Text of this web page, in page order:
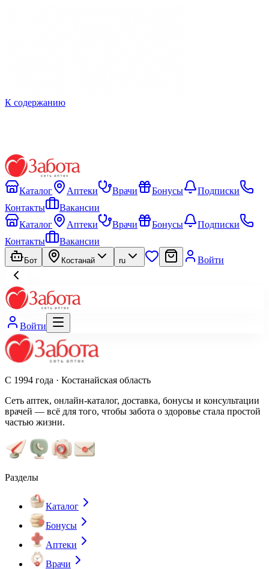
К содержанию
Каталог Аптеки Врачи Бонусы
Подписки
Контакты
Вакансии
Каталог
Аптеки Врачи Бонусы
Подписки
Контакты
Вакансии
Бот Костанай ru Войти
Войти
С 1994 года · Костанайская область
Сеть аптек, онлайн-каталог, доставка, бонусы и консультации
врачей — всё для того, чтобы забота о здоровье стала простой
частью жизни.
Разделы
Каталог
Бонусы
Аптеки
Врачи